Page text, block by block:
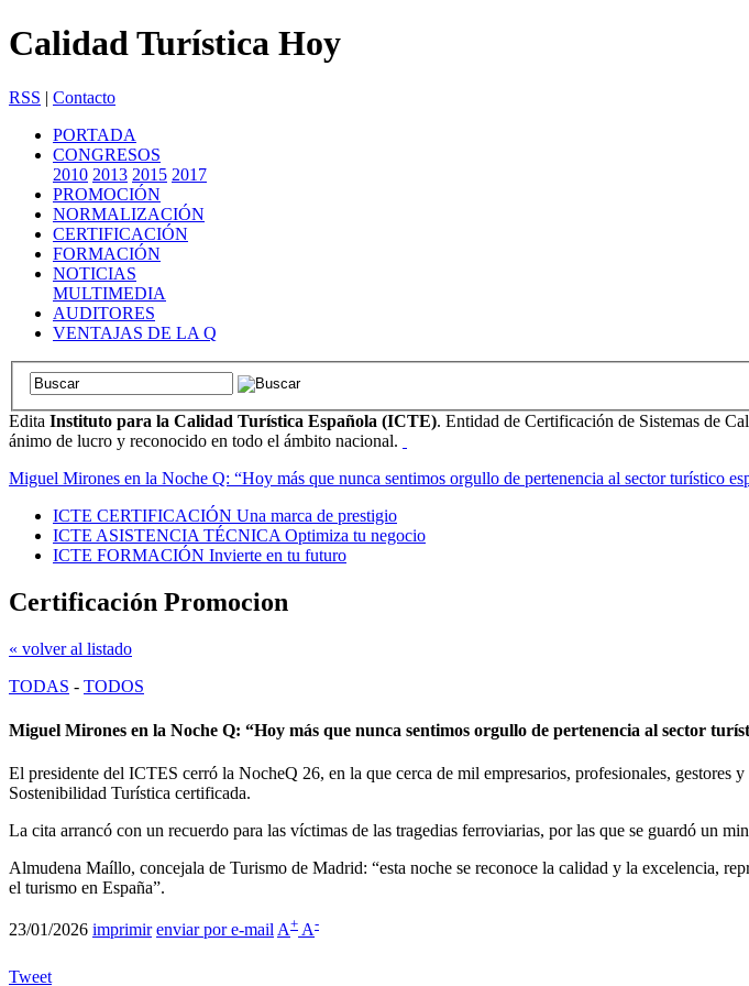
Calidad Turística Hoy
RSS | Contacto
PORTADA
CONGRESOS
2010 2013 2015 2017
PROMOCIÓN
NORMALIZACIÓN
CERTIFICACIÓN
FORMACIÓN
NOTICIAS
MULTIMEDIA
AUDITORES
VENTAJAS DE LA Q
Edita Instituto para la Calidad Turística Española (ICTE). Entidad de Certificación de Sistemas de
ánimo de lucro y reconocido en todo el ámbito nacional.
Miguel Mirones en la Noche Q: “Hoy más que nunca sentimos orgullo de pertenencia al sector turístico
ICTE CERTIFICACIÓN Una marca de prestigio
ICTE ASISTENCIA TÉCNICA Optimiza tu negocio
ICTE FORMACIÓN Invierte en tu futuro
Certificación Promocion
« volver al listado
TODAS - TODOS
Miguel Mirones en la Noche Q: “Hoy más que nunca sentimos orgullo de pertenencia al sector
El presidente del ICTES cerró la NocheQ 26, en la que cerca de mil empresarios, profesionales,
Sostenibilidad Turística certificada.
La cita arrancó con un recuerdo para las víctimas de las tragedias ferroviarias, por las que se guardó un
Almudena Maíllo, concejala de Turismo de Madrid: “esta noche se reconoce la calidad y la excelencia,
el turismo en España”.
23/01/2026 imprimir enviar por e-mail A+ A-
Tweet